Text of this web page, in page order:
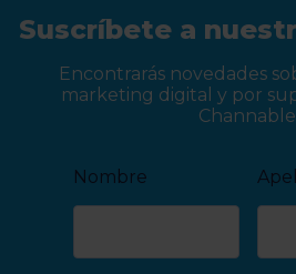
Suscríbete a
Encontrarás novedades
marketing digital y por
Nombre